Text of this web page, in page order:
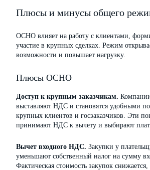
Плюсы и минусы общего
ОСНО влияет на работу с клиентами,
участие в крупных сделках. Режим
возможности и повышает нагрузку.
Плюсы ОСНО
Доступ к крупным заказчикам.
выставляют НДС и становятся удобными
крупных клиентов и госзаказчиков. Эти
принимают НДС к вычету и выбирают
Вычет входного НДС. Закупки у
уменьшают собственный налог на сумму
Фактическая стоимость закупок